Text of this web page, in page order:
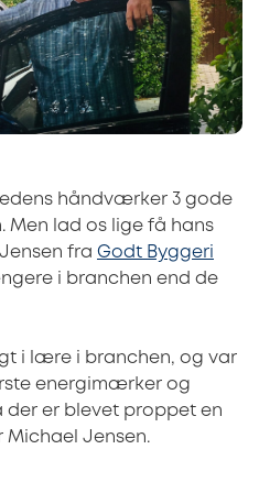
håndværker 3 gode
Men lad os lige få hans
fra Godt Byggeri
i branchen end de
i lære i branchen, og var
energimærker og
er blevet proppet en
Michael Jensen.